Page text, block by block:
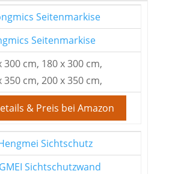
Seitenmarkise
300 cm, 180 x 300 cm,
350 cm, 200 x 350 cm,
& Preis bei Amazon
Sichtschutzwand